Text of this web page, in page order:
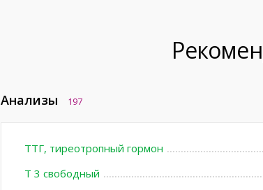
Анализы 197
ТТГ, тиреотропный гормон
Т 3 свободный